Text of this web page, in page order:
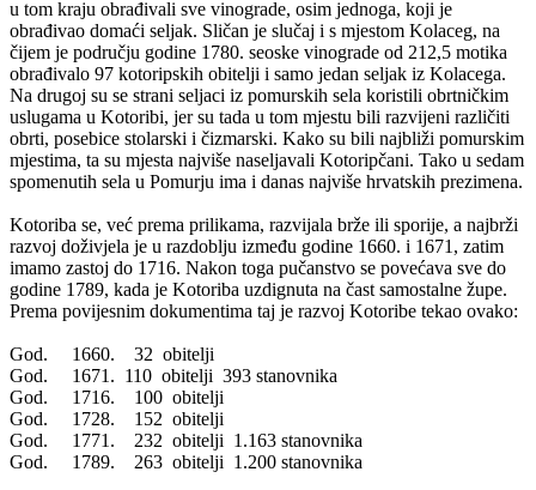
u tom kraju obrađivali sve vinograde, osim jednoga, koji je
obrađivao domaći seljak. Sličan je slučaj i s mjestom Kolaceg, na
čijem je području godine 1780. seoske vinograde od 212,5 motika
obrađivalo 97 kotoripskih obitelji i samo jedan seljak iz Kolacega.
Na drugoj su se strani seljaci iz pomurskih sela koristili obrtničkim
uslugama u Kotoribi, jer su tada u tom mjestu bili razvijeni različiti
obrti, posebice stolarski i čizmarski. Kako su bili najbliži pomurskim
mjestima, ta su mjesta najviše naseljavali Kotoripčani. Tako u sedam
spomenutih sela u Pomurju ima i danas najviše hrvatskih prezimena.
Kotoriba se, već prema prilikama, razvijala brže ili sporije, a najbrži
razvoj doživjela je u razdoblju između godine 1660. i 1671, zatim
imamo zastoj do 1716. Nakon toga pučanstvo se povećava sve do
godine 1789, kada je Kotoriba uzdignuta na čast samostalne župe.
Prema povijesnim dokumentima taj je razvoj Kotoribe tekao ovako:
God. 1660. 32 obitelji
God. 1671. 110 obitelji 393 stanovnika
God. 1716. 100 obitelji
God. 1728. 152 obitelji
God. 1771. 232 obitelji 1.163 stanovnika
God. 1789. 263 obitelji 1.200 stanovnika